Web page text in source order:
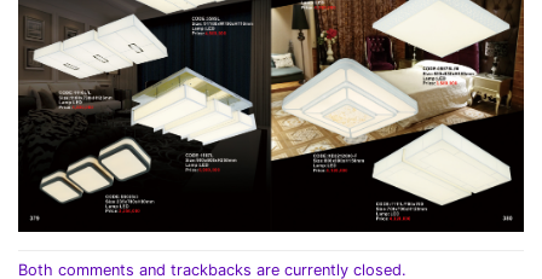
Both comments and trackbacks are currently closed.